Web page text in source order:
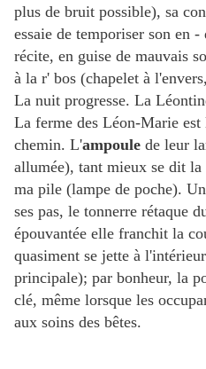
plus de bruit possible), sa
essaie de temporiser son en
récite, en guise de mauvais
à la r' bos (chapelet à
La nuit progresse. La
La ferme des Léon-Marie est
chemin. L'ampoule de leur
allumée), tant mieux se dit
ma pile (lampe de poche).
ses pas, le tonnerre rétaque
épouvantée elle franchit la
quasiment se jette à
principale); par bonheur, la
clé, même lorsque les
aux soins des bêtes.